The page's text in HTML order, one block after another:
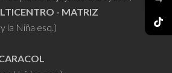
- MATRIZ
la Niña esq.)